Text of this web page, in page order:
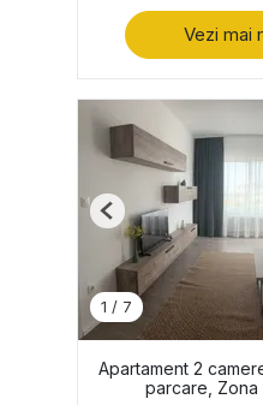
Vezi mai
1 / 7
Previous
Apartament 2
parcare, Zona